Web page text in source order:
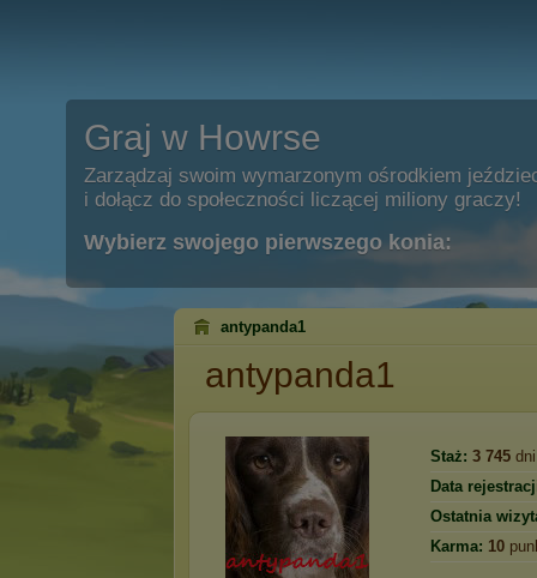
Graj w Howrse
Zarządzaj swoim wymarzonym ośrodkiem
i dołącz do społeczności liczącej miliony graczy!
Wybierz swojego pierwszego konia:
antypanda1
antypanda1
Staż: 3 745 dni
Data
Ostatnia
Karma: 10